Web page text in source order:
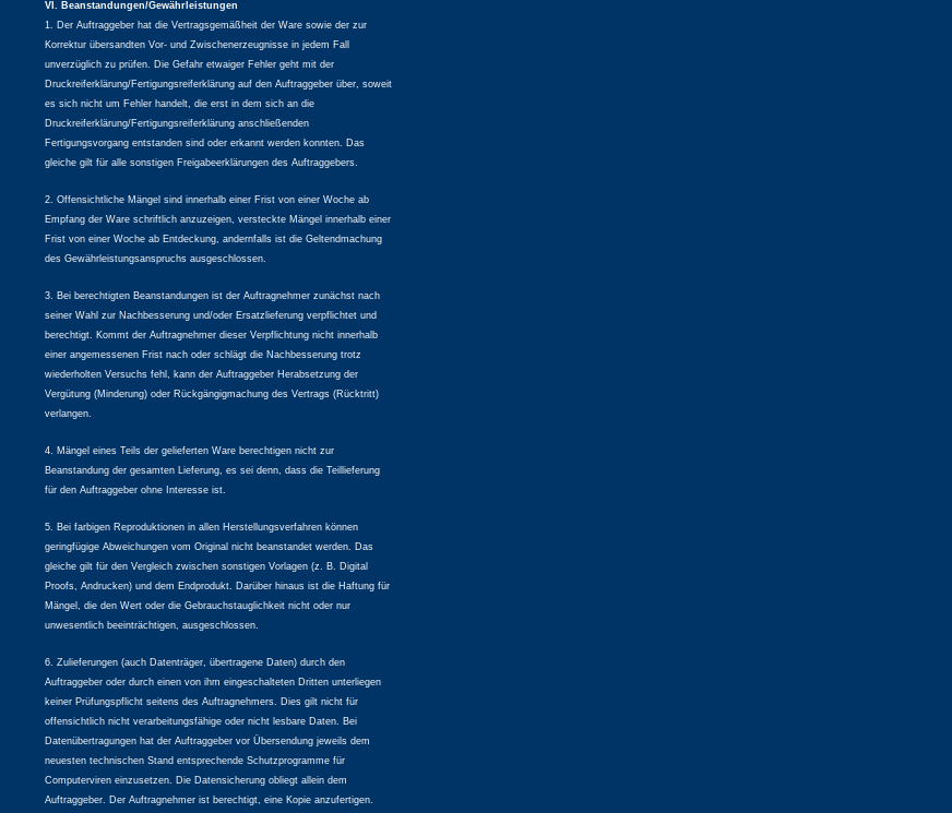
VI. Beanstandungen/Gewährleistungen
1. Der Auftraggeber hat die Vertragsgemäßheit der Ware sowie der zur
Korrektur übersandten Vor- und Zwischenerzeugnisse in jedem Fall
unverzüglich zu prüfen. Die Gefahr etwaiger Fehler geht mit der
Druckreiferklärung/Fertigungsreiferklärung auf den Auftraggeber über, soweit
es sich nicht um Fehler handelt, die erst in dem sich an die
Druckreiferklärung/Fertigungsreiferklärung anschließenden
Fertigungsvorgang entstanden sind oder erkannt werden konnten. Das
gleiche gilt für alle sonstigen Freigabeerklärungen des Auftraggebers.
2. Offensichtliche Mängel sind innerhalb einer Frist von einer Woche ab
Empfang der Ware schriftlich anzuzeigen, versteckte Mängel innerhalb einer
Frist von einer Woche ab Entdeckung, andernfalls ist die Geltendmachung
des Gewährleistungsanspruchs ausgeschlossen.
3. Bei berechtigten Beanstandungen ist der Auftragnehmer zunächst nach
seiner Wahl zur Nachbesserung und/oder Ersatzlieferung verpflichtet und
berechtigt. Kommt der Auftragnehmer dieser Verpflichtung nicht innerhalb
einer angemessenen Frist nach oder schlägt die Nachbesserung trotz
wiederholten Versuchs fehl, kann der Auftraggeber Herabsetzung der
Vergütung (Minderung) oder Rückgängigmachung des Vertrags (Rücktritt)
verlangen.
4. Mängel eines Teils der gelieferten Ware berechtigen nicht zur
Beanstandung der gesamten Lieferung, es sei denn, dass die Teillieferung
für den Auftraggeber ohne Interesse ist.
5. Bei farbigen Reproduktionen in allen Herstellungsverfahren können
geringfügige Abweichungen vom Original nicht beanstandet werden. Das
gleiche gilt für den Vergleich zwischen sonstigen Vorlagen (z. B. Digital
Proofs, Andrucken) und dem Endprodukt. Darüber hinaus ist die Haftung für
Mängel, die den Wert oder die Gebrauchstauglichkeit nicht oder nur
unwesentlich beeinträchtigen, ausgeschlossen.
6. Zulieferungen (auch Datenträger, übertragene Daten) durch den
Auftraggeber oder durch einen von ihm eingeschalteten Dritten unterliegen
keiner Prüfungspflicht seitens des Auftragnehmers. Dies gilt nicht für
offensichtlich nicht verarbeitungsfähige oder nicht lesbare Daten. Bei
Datenübertragungen hat der Auftraggeber vor Übersendung jeweils dem
neuesten technischen Stand entsprechende Schutzprogramme für
Computerviren einzusetzen. Die Datensicherung obliegt allein dem
Auftraggeber. Der Auftragnehmer ist berechtigt, eine Kopie anzufertigen.